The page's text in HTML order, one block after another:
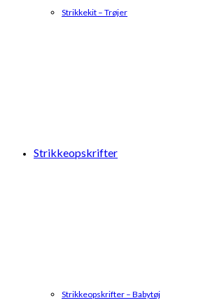
Strikkekit – Trøjer
Strikkeopskrifter
Strikkeopskrifter – Babytøj